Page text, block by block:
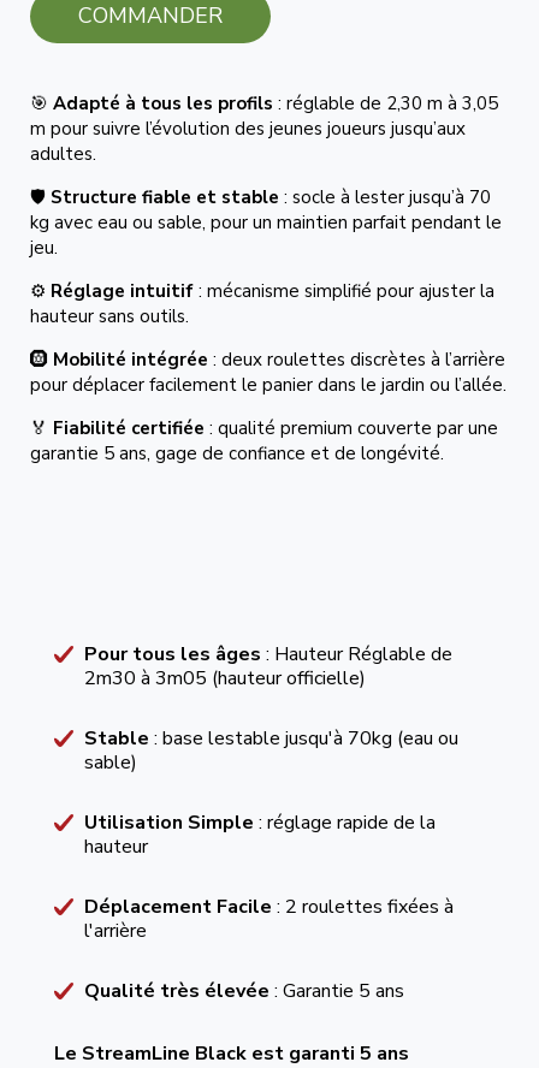
Pour tous les âges : Hauteur Réglable de
2m30 à 3m05 (hauteur officielle)
Stable : base lestable jusqu'à 70kg (eau ou
sable)
Utilisation Simple : réglage rapide de la
hauteur
Déplacement Facile : 2 roulettes fixées à
l'arrière
Qualité très élevée : Garantie 5 ans
Le StreamLine Black est garanti 5 ans
COMMANDER
🎯 Adapté à tous les profils : réglable de 2,30 m à 3,05
m pour suivre l’évolution des jeunes joueurs jusqu’aux
adultes.
🛡️ Structure fiable et stable : socle à lester jusqu’à 70
kg avec eau ou sable, pour un maintien parfait pendant le
jeu.
⚙️ Réglage intuitif : mécanisme simplifié pour ajuster la
hauteur sans outils.
🛞 Mobilité intégrée : deux roulettes discrètes à l’arrière
pour déplacer facilement le panier dans le jardin ou l’allée.
🏅 Fiabilité certifiée : qualité premium couverte par une
garantie 5 ans, gage de confiance et de longévité.